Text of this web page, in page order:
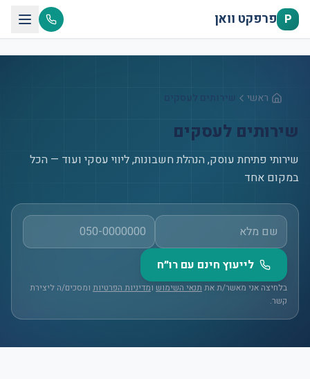
דלג לתוכן הראשי
P פרפקט וואן
ראשי שירותים לעסקים
שירותים לעסקים
שירותי פתיחת עוסק, הנהלת חשבונות, ליווי עסקי ועוד — הכל
במקום אחד
לייעוץ חינם עם רו״ח
בלחיצה אני מאשר/ת את תנאי השימוש ומדיניות הפרטיות ומסכים/ה ליצירת
קשר.